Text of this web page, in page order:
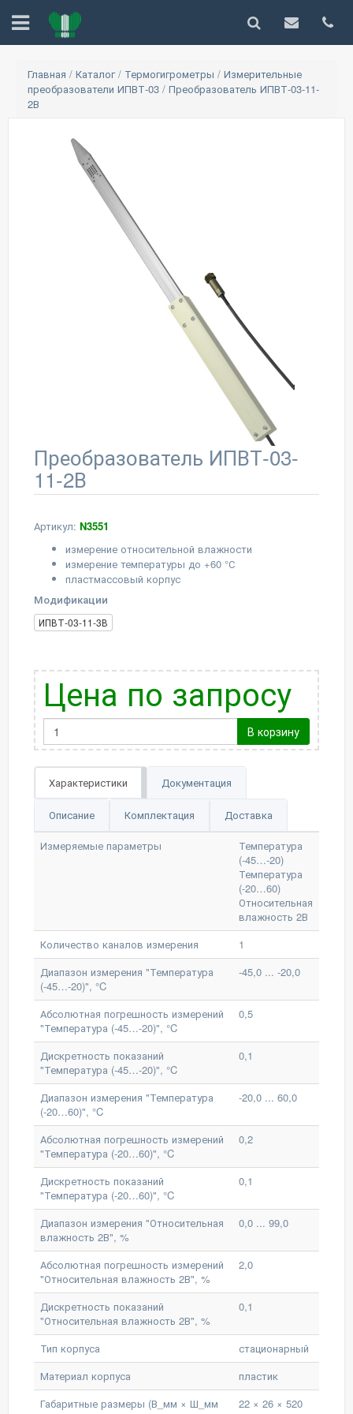
Главная / Каталог/ Термогигрометры / Измерительные
преобразователи ИПВТ-03 / Преобразователь ИПВТ-03-11-
2В
Преобразователь ИПВТ-03-
11-2В
Артикул: N3551
измерение относительной влажности
измерение температуры до +60 °С
пластмассовый корпус
Модификации
ИПВТ-03-11-3В
Цена по запросу
В корзину
Характеристики Документация
Описание Комплектация Доставка
Измеряемые параметры
Температура
(-45…-20)
Температура
(-20…60)
Относительная
влажность 2В
Количество каналов измерения
1
Диапазон измерения "Температура
(-45…-20)", °C
-45,0 ... -20,0
Абсолютная погрешность измерений
"Температура (-45…-20)", °C
0,5
Дискретность показаний
"Температура (-45…-20)", °C
0,1
Диапазон измерения "Температура
(-20…60)", °C
-20,0 ... 60,0
Абсолютная погрешность измерений
"Температура (-20…60)", °C
0,2
Дискретность показаний
"Температура (-20…60)", °C
0,1
Диапазон измерения "Относительная
влажность 2В", %
0,0 ... 99,0
Абсолютная погрешность измерений
"Относительная влажность 2В", %
2,0
Дискретность показаний
"Относительная влажность 2В", %
0,1
Тип корпуса
стационарный
Материал корпуса
пластик
Габаритные размеры (В_мм × Ш_мм
22 × 26 × 520